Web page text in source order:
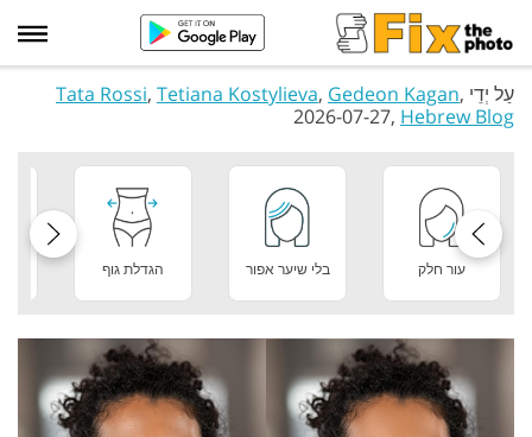
עַל יְדֵי Tata Rossi, Tetiana Kostylieva, Gedeon Kagan,
2026-07-27, Hebrew Blog
עור חלק בלי שיער אפור הגדלת גוף